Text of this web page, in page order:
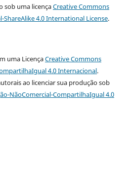
sob uma licençaCreative Commons
4.0 International License.
uma LicençaCreative Commons
4.0 Internacional.
ao licenciar sua produção sob
NãoComercial-CompartilhaIgual 4.0